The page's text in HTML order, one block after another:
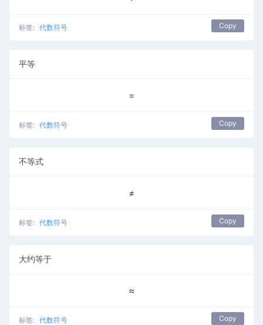
标签: 代数符号 Copy
平等
=
标签: 代数符号 Copy
不等式
≠
标签: 代数符号 Copy
大约等于
≈
标签: 代数符号 Copy